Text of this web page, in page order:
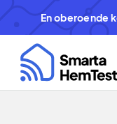
En oberoende